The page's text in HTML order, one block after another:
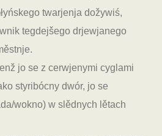
twarjenja dožywiś,
tegdejšego drjewjanego
jo se z cerwjenymi cyglami
styribócny dwór, jo se
wokno) w slědnych lětach